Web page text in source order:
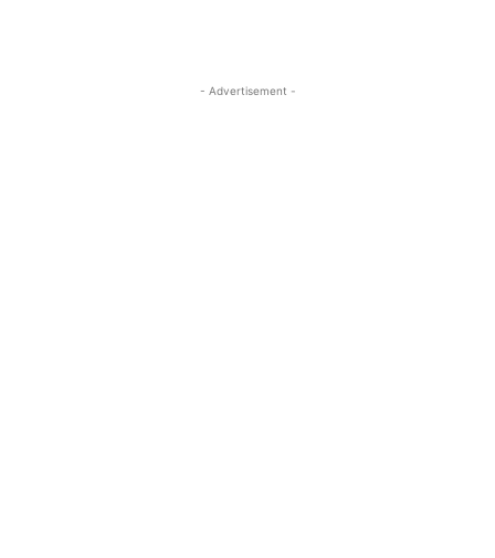
- Advertisement -